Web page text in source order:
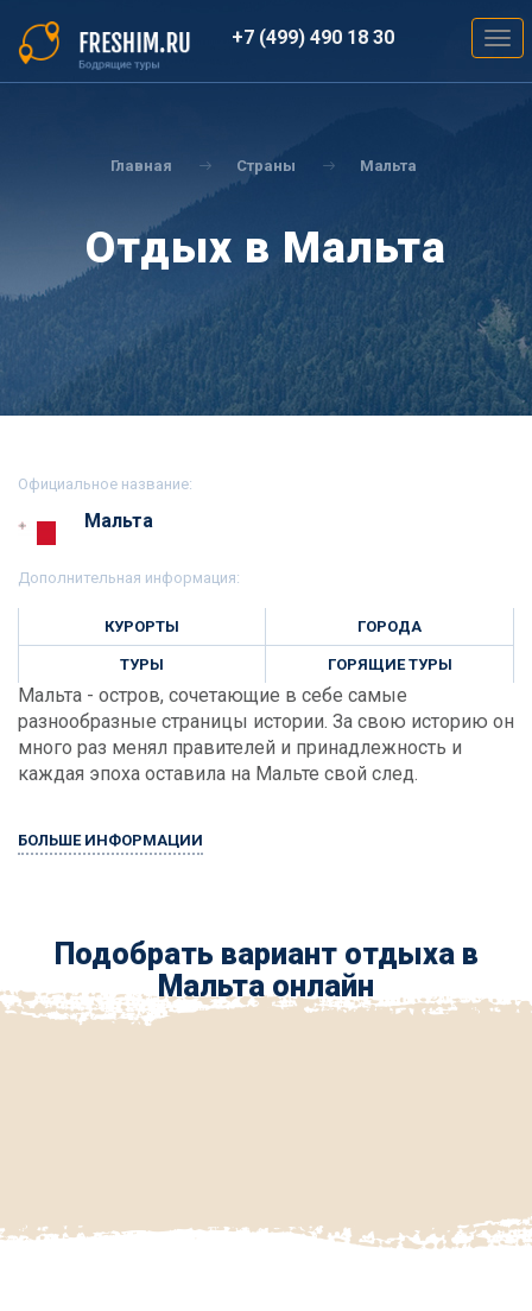
основному
содержанию
+7 (499) 490 18 30
Главная Страны Мальта
Отдых в Мальта
Официальное название:
Мальта
Дополнительная информация:
КУРОРТЫ ГОРОДА
ТУРЫ ГОРЯЩИЕ ТУРЫ
Мальта - остров, сочетающие в себе самые
разнообразные страницы истории. За свою историю он
много раз менял правителей и принадлежность и
каждая эпоха оставила на Мальте свой след.
БОЛЬШЕ ИНФОРМАЦИИ
Подобрать вариант отдыха в
Мальта онлайн